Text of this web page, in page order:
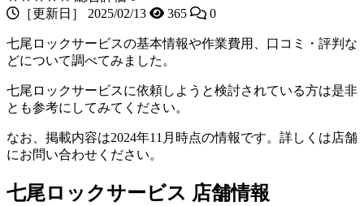
［更新日］ 2025/02/13
365 0
七尾ロックサービスの基本情報や作業費用、口コミ・評判な
どについて調べてみました。
七尾ロックサービスに依頼しようと検討されている方は是非
とも参考にしてみてください。
なお、掲載内容は2024年11月時点の情報です。詳しくは店舗
にお問い合わせください。
七尾ロックサービス 店舗情報